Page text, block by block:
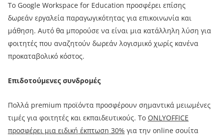
Το Google Workspace for Education προσφέρει επίσης
δωρεάν εργαλεία παραγωγικότητας για επικοινωνία και
μάθηση. Αυτό θα μπορούσε να είναι μια κατάλληλη λύση για
φοιτητές που αναζητούν δωρεάν λογισμικό χωρίς κανένα
προκαταβολικό κόστος.
Επιδοτούμενες συνδρομές
Πολλά premium προϊόντα προσφέρουν σημαντικά μειωμένες
τιμές για φοιτητές και εκπαιδευτικούς. Το ONLYOFFICE
προσφέρει μια ειδική έκπτωση 30% για την online σουίτα